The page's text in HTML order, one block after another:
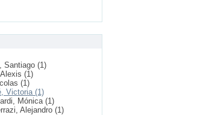
Santiago (1)
(1)
(1)
Victoria (1)
Mónica (1)
Alejandro (1)